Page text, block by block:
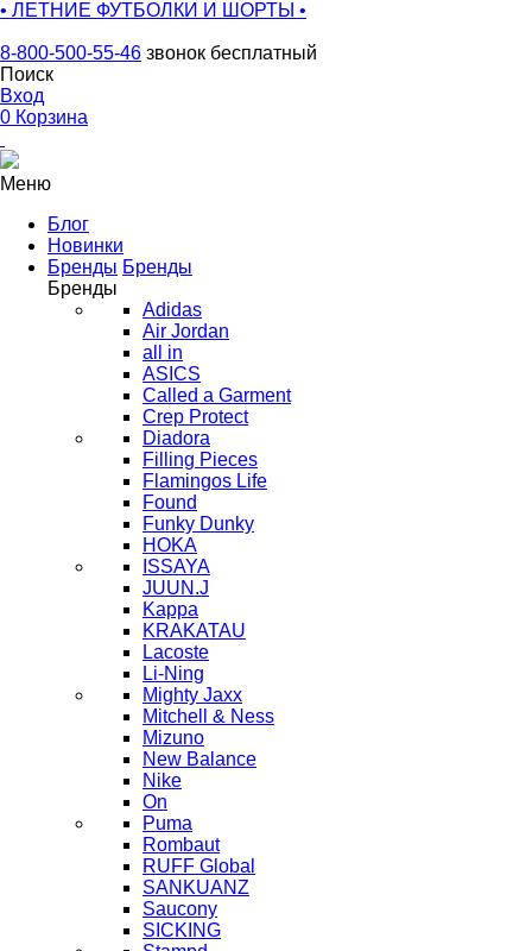
• ЛЕТНИЕ ФУТБОЛКИ И ШОРТЫ •
8-800-500-55-46 звонок бесплатный
Поиск
Вход
0 Корзина
Меню
Блог
Новинки
Бренды Бренды
Бренды
Adidas
Air Jordan
all in
ASICS
Called a Garment
Crep Protect
Diadora
Filling Pieces
Flamingos Life
Found
Funky Dunky
HOKA
ISSAYA
JUUN.J
Kappa
KRAKATAU
Lacoste
Li-Ning
Mighty Jaxx
Mitchell & Ness
Mizuno
New Balance
Nike
On
Puma
Rombaut
RUFF Global
SANKUANZ
Saucony
SICKING